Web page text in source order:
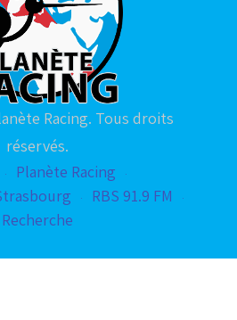
Racing. Tous droits
réservés.
Planète Racing
RBS 91.9 FM
Recherche